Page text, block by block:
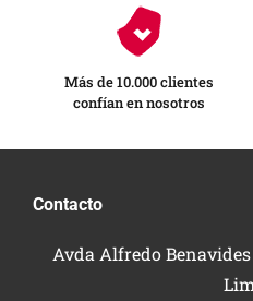
Más de 10.000 clientes
confían en nosotros
Contacto
Avda Alfredo